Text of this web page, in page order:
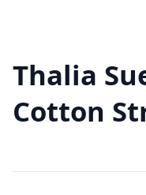
Thalia
Cotton